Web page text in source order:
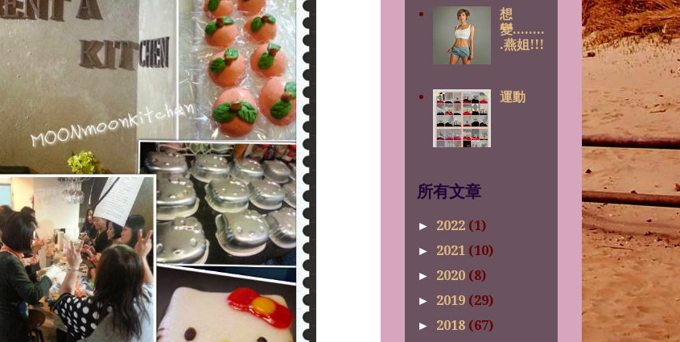
想
變........
.燕姐!!!
運動
所有文章
► 2022 (1)
► 2021 (10)
► 2020 (8)
► 2019 (29)
► 2018 (67)